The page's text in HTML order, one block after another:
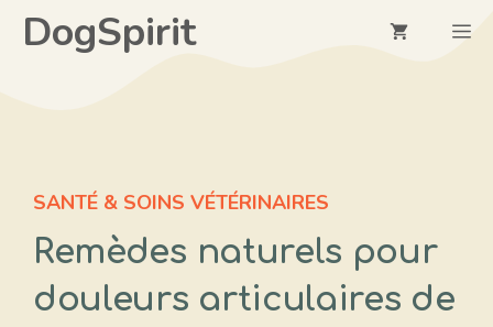
AllerDogSpirit
SANTÉ & SOINS VÉTÉRINAIRES
Remèdes naturels pour
douleurs articulaires de